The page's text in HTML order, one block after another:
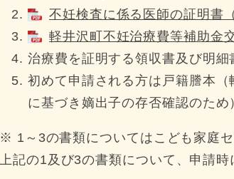
不妊検査に係る医師の証明書
軽井沢町不妊治療費等補助金
治療費を証明する領収書及び明細
初めて申請される方は戸籍謄本
に基づき嫡出子の存否確認のため
※ 1～3の書類についてはこども家庭
上記の1及び3の書類について、申請時